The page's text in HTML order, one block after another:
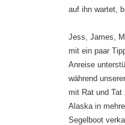
auf ihn wartet,
Jess, James,
mit ein paar
Anreise
während
mit Rat und Tat
Alaska in
Segelboot